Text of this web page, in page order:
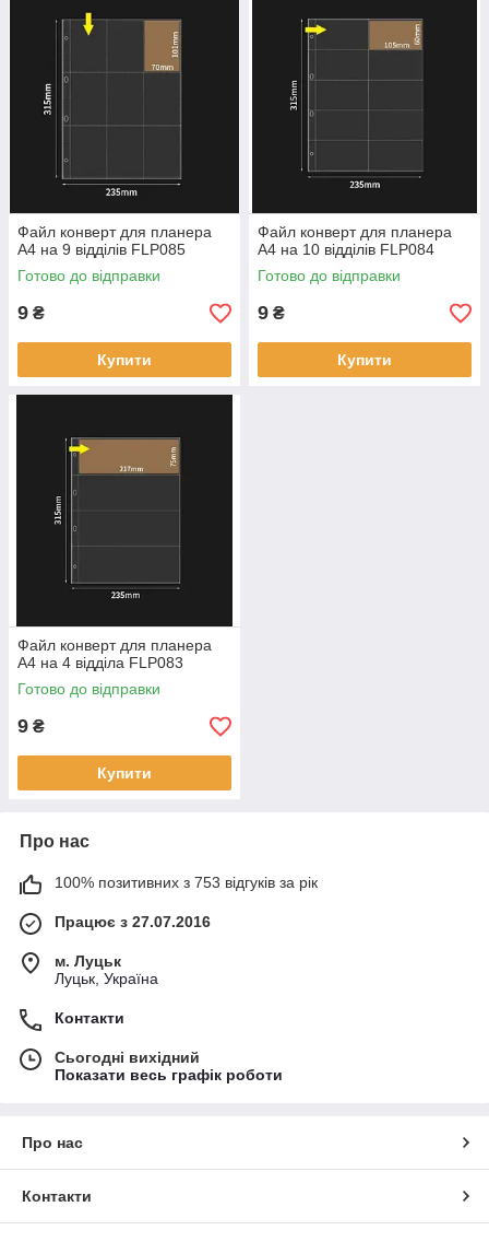
Файл конверт для планера
А4 на 9 відділів FLP085
Готово до відправки
9 ₴
Купити
Файл конверт для планера
А4 на 10 відділів FLP084
Готово до відправки
9 ₴
Купити
Файл конверт для планера
А4 на 4 відділа FLP083
Готово до відправки
9 ₴
Купити
Про нас
100% позитивних з 753 відгуків за рік
Працює з 27.07.2016
м. Луцьк
Луцьк, Україна
Контакти
Сьогодні вихідний
Показати весь графік роботи
Про нас
Контакти